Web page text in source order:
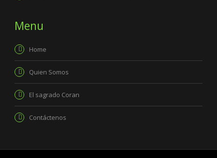
Menu
Home
Quien Somos
El sagrado Coran
Contáctenos